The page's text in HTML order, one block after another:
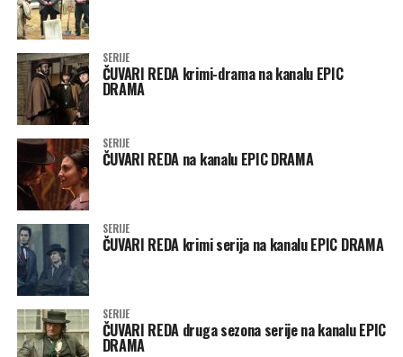
SERIJE
ČUVARI REDA krimi-drama na kanalu EPIC
DRAMA
SERIJE
ČUVARI REDA na kanalu EPIC DRAMA
SERIJE
ČUVARI REDA krimi serija na kanalu EPIC DRAMA
SERIJE
ČUVARI REDA druga sezona serije na kanalu EPIC
DRAMA